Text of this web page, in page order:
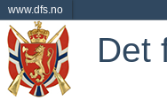
www.dfs.no
Det